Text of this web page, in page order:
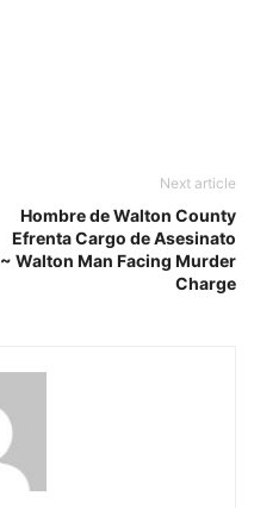
Next article
Hombre de Walton County
Efrenta Cargo de Asesinato
~ Walton Man Facing Murder
Charge